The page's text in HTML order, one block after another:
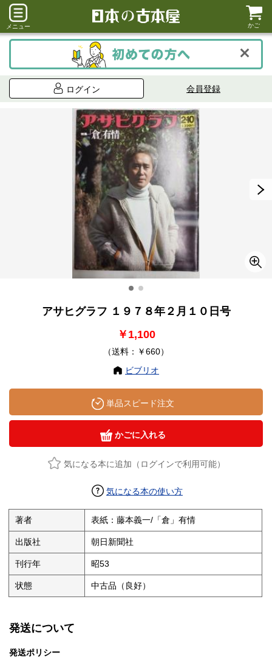
メニュー かご
ログイン 会員登録
アサヒグラフ １９７８年２月１０日号
￥1,100
（送料：￥660）
ビブリオ
単品スピード注文
かごに入れる
気になる本に追加（ログインで利用可能）
気になる本の使い方
著者 表紙：藤本義一/「倉」有情
出版社 朝日新聞社
刊行年 昭53
状態 中古品（良好）
発送について
発送ポリシー